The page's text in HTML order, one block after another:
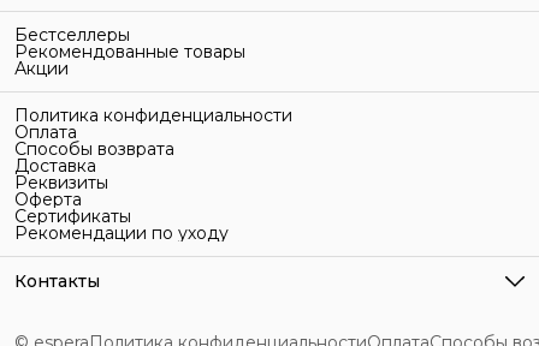
Бестселлеры
Рекомендованные товары
Акции
Политика конфиденциальности
Оплата
Способы возврата
Доставка
Реквизиты
Оферта
Сертификаты
Рекомендации по уходу
Контакты